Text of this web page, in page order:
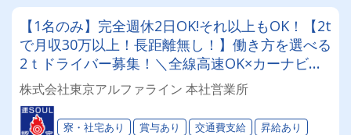
【1名のみ】完全週休2日OK!それ以上もOK！【2t
で月収30万以上！長距離無し！】働き方を選べる
2ｔドライバー募集！＼全線高速OK×カーナビ完
備／「歩合給ありで頑張りは給与に還元」される
から、モチベーションも常にMAX♪寮ありで遠方
からの応募も大歓迎★
株式会社東京アルファライン 本社営業所
寮・社宅あり 賞与あり 交通費支給 昇給あり